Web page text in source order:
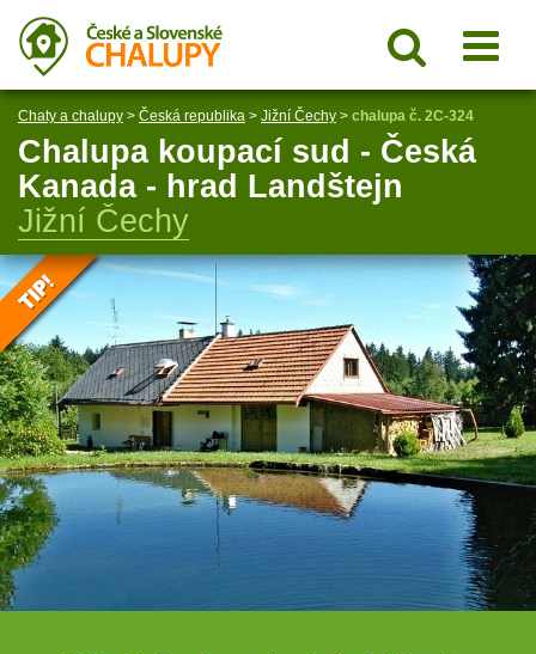
Chaty a chalupy > Česká republika > Jižní Čechy > chalupa č. 2C-324
Chalupa koupací sud - Česká
Kanada - hrad Landštejn
Jižní Čechy